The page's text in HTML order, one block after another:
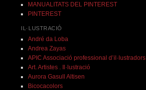
MANUALITATS DEL PINTEREST
PINTEREST
IL·LUSTRACIÓ
André da Loba
Andrea Zayas
APIC Associació professional d’il·lustradors
Art. Artistes . Il·lustració
Aurora Gasull Altisen
Bicocacolors